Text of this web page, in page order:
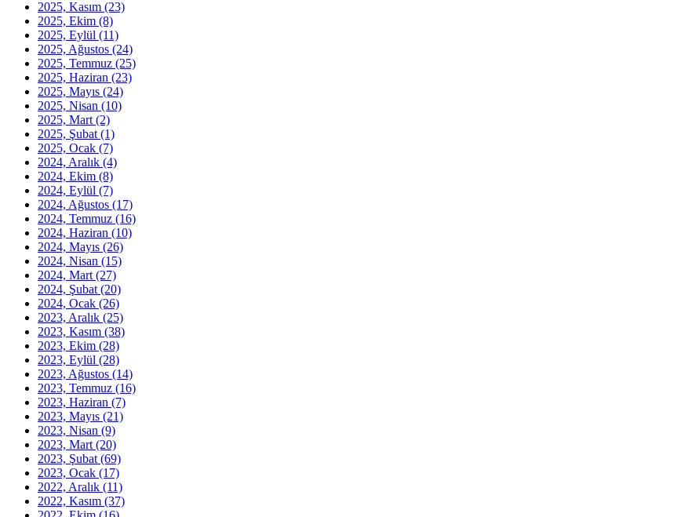
2025, Kasım (23)
2025, Ekim (8)
2025, Eylül (11)
2025, Ağustos (24)
2025, Temmuz (25)
2025, Haziran (23)
2025, Mayıs (24)
2025, Nisan (10)
2025, Mart (2)
2025, Şubat (1)
2025, Ocak (7)
2024, Aralık (4)
2024, Ekim (8)
2024, Eylül (7)
2024, Ağustos (17)
2024, Temmuz (16)
2024, Haziran (10)
2024, Mayıs (26)
2024, Nisan (15)
2024, Mart (27)
2024, Şubat (20)
2024, Ocak (26)
2023, Aralık (25)
2023, Kasım (38)
2023, Ekim (28)
2023, Eylül (28)
2023, Ağustos (14)
2023, Temmuz (16)
2023, Haziran (7)
2023, Mayıs (21)
2023, Nisan (9)
2023, Mart (20)
2023, Şubat (69)
2023, Ocak (17)
2022, Aralık (11)
2022, Kasım (37)